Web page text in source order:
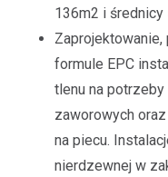
136m2 i średnicy
formule EPC
tlenu na
zaworowych
na piecu.
nierdzewnej w